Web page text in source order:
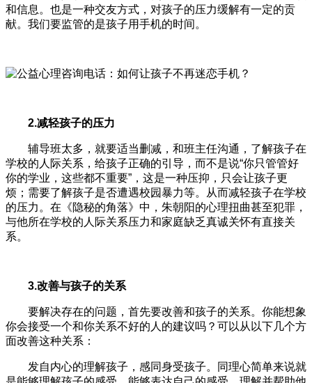
和信息。也是一种交友方式，对孩子的压力缓解有一定的贡
献。我们要监管的是孩子用手机的时间。
2.减轻孩子的压力
辅导班太多，就要适当删减，和班主任沟通，了解孩子在
学校的人际关系，给孩子正确的引导，而不是说“你只管管好
你的学业，这些都不重要”，这是一种压抑，只会让孩子更
烦；需要了解孩子是否遭遇校园暴力等。从而减轻孩子在学校
的压力。在《隐秘的角落》中，朱朝阳的心理扭曲甚至犯罪，
与他所在学校的人际关系压力和家庭缺乏真诚关怀有直接关
系。
3.改善与孩子的关系
要解决存在的问题，首先要改善和孩子的关系。你能想象
你会接受一个和你关系不好的人的建议吗？可以从以下几个方
面改善这种关系：
发自内心的理解孩子，感同身受孩子。同理心简单来说就